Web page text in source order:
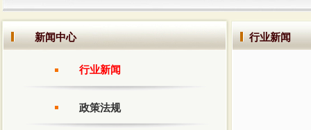
新闻中心
行业新闻
政策法规
行业新闻